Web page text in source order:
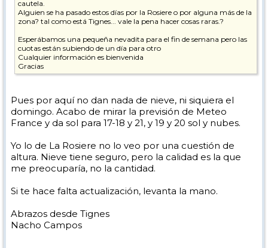
cautela.
Alguien se ha pasado estos días por la Rosiere o por alguna más de la
zona? tal como está Tignes... vale la pena hacer cosas raras.?
Esperábamos una pequeña nevadita para el fin de semana pero las
cuotas están subiendo de un día para otro
Cualquier información es bienvenida
Gracias
Pues por aquí no dan nada de nieve, ni siquiera el
domingo. Acabo de mirar la previsión de Meteo
France y da sol para 17-18 y 21, y 19 y 20 sol y nubes.
Yo lo de La Rosiere no lo veo por una cuestión de
altura. Nieve tiene seguro, pero la calidad es la que
me preocuparía, no la cantidad.
Si te hace falta actualización, levanta la mano.
Abrazos desde Tignes
Nacho Campos